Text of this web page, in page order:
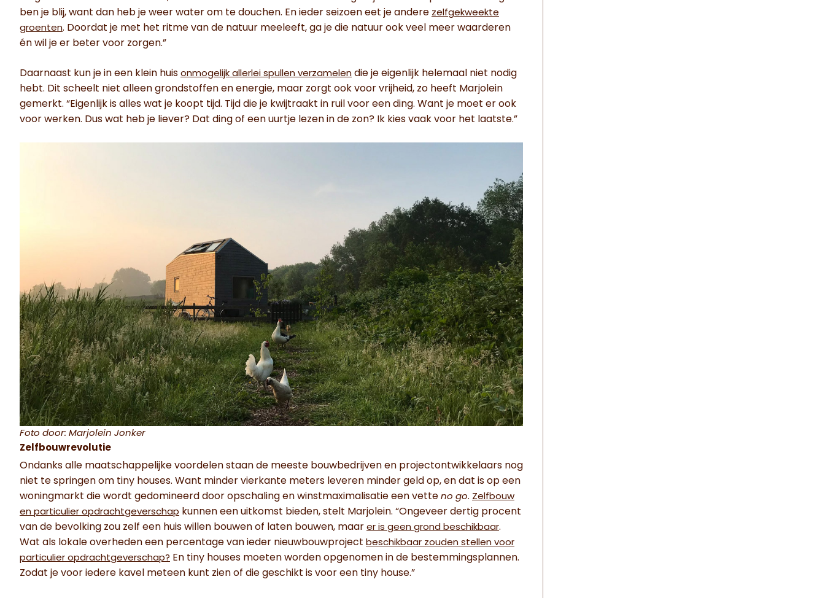
ben je blij, want dan heb je weer water om te douchen. En ieder seizoen eet je andere zelfgekweekte
groenten. Doordat je met het ritme van de natuur meeleeft, ga je die natuur ook veel meer waarderen
én wil je er beter voor zorgen.”
Daarnaast kun je in een klein huis onmogelijk allerlei spullen verzamelen die je eigenlijk helemaal niet nodig
hebt. Dit scheelt niet alleen grondstoffen en energie, maar zorgt ook voor vrijheid, zo heeft Marjolein
gemerkt. “Eigenlijk is alles wat je koopt tijd. Tijd die je kwijtraakt in ruil voor een ding. Want je moet er ook
voor werken. Dus wat heb je liever? Dat ding of een uurtje lezen in de zon? Ik kies vaak voor het laatste.”
Foto door: Marjolein Jonker
Zelfbouwrevolutie
Ondanks alle maatschappelijke voordelen staan de meeste bouwbedrijven en projectontwikkelaars nog
niet te springen om tiny houses. Want minder vierkante meters leveren minder geld op, en dat is op een
woningmarkt die wordt gedomineerd door opschaling en winstmaximalisatie een vette no go. Zelfbouw
en particulier opdrachtgeverschap kunnen een uitkomst bieden, stelt Marjolein. “Ongeveer dertig procent
van de bevolking zou zelf een huis willen bouwen of laten bouwen, maar er is geen grond beschikbaar.
Wat als lokale overheden een percentage van ieder nieuwbouwproject beschikbaar zouden stellen voor
particulier opdrachtgeverschap? En tiny houses moeten worden opgenomen in de bestemmingsplannen.
Zodat je voor iedere kavel meteen kunt zien of die geschikt is voor een tiny house.”